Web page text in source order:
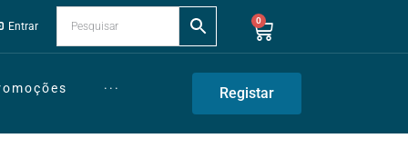
Entrar 0
··· Registar